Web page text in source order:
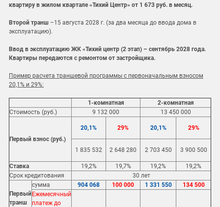
квартиру в жилом квартале «Тихий Центр» от 1 673 руб. в месяц.
Второй транш –15 августа 2028 г. (за два месяца до ввода дома в
эксплуатацию).
Ввод в эксплуатацию ЖК «Тихий центр (2 этап) – сентябрь 2028 года.
Квартиры передаются с ремонтом от застройщика.
Пример расчета траншевой программы с первоначальным взносом
20,1% и 29%:
1-комнатная
2-комнатная
Стоимость (руб.)
9 132 000 13 450 000
Первый взнос (руб.)
20,1% 29% 20,1% 29%
1 835 532 2 648 280 2 703 450 3 900 500
Ставка 19,2% 19,7% 19,2%
19,2%
Срок кредитования
30 лет
Первый
транш
сумма 904 068 100 000 1 331 550
134 500
Ежемесячный
платеж до